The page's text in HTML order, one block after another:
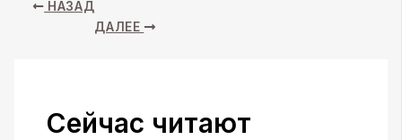
НАЗАД
ДАЛЕЕ
Сейчас читают